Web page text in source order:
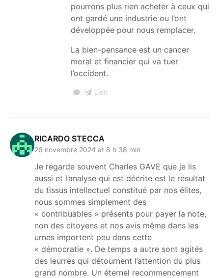
pourrons plus rien acheter à ceux qui
ont gardé une industrie ou l’ont
développée pour nous remplacer.
La bien-pensance est un cancer
moral et financier qui va tuer
l’occident.
Lien
RICARDO STECCA
26 novembre 2024 at 8 h 38 min
Je regarde souvent Charles GAVE que je lis
aussi et l’analyse qui est décrite est le résultat
du tissus intellectuel constitué par nos élites,
nous sommes simplement des
« contribuables » présents pour payer la note,
non des citoyens et nos avis même dans les
urnes importent peu dans cette
« démocratie ». De temps a autre sont agités
des leurres qui détournent l’attention du plus
grand nombre. Un éternel recommencement